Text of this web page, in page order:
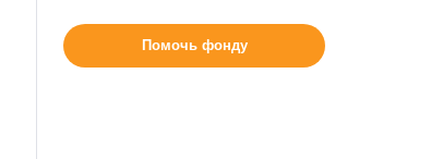
Помочь фонду